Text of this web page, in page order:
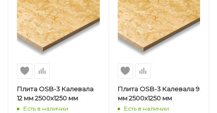
Плита OSB-3 Калевала
12 мм 2500х1250 мм
Есть в наличии
Плита OSB-3 Калевала 9
мм 2500х1250 мм
Есть в наличии